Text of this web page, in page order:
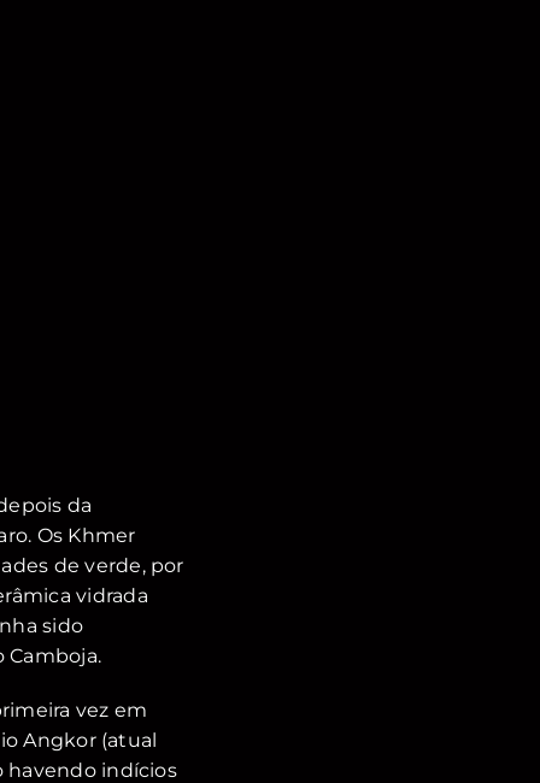
da
Os Khmer
de verde, por
vidrada
sido
Camboja.
vez em
Angkor (atual
havendo indícios